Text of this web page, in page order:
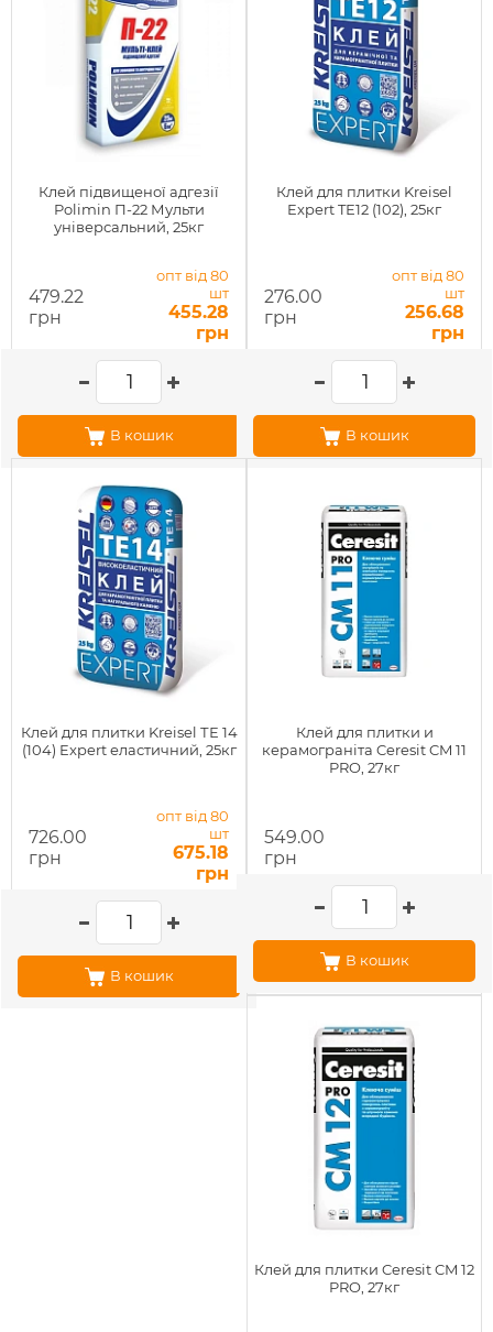
Клей підвищеної адгезії
Polimin П-22 Мульти
універсальний, 25кг
479.22
грн
опт від 80
шт
455.28
грн
В кошик
Клей для плитки Kreisel
Expert TЕ12 (102), 25кг
276.00
грн
опт від 80
шт
256.68
грн
В кошик
Клей для плитки Kreisel ТЕ 14
(104) Expert еластичний, 25кг
726.00
грн
опт від 80
шт
675.18
грн
В кошик
Клей для плитки и
керамограніта Ceresit CM 11
PRO, 27кг
549.00
грн
В кошик
Клей для плитки Ceresit CM 12
PRO, 27кг